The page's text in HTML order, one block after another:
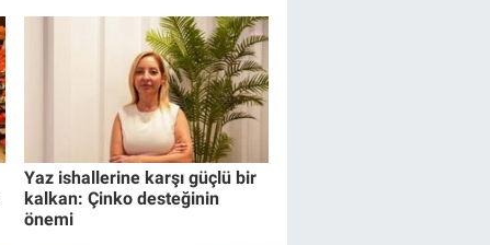
Yaz ishallerine karşı güçlü bir
kalkan: Çinko desteğinin
önemi